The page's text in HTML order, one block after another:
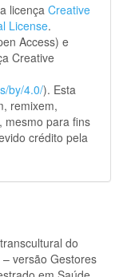
licença Creative
License.
Access) e
Creative
by/4.0/). Esta
remixem,
mesmo para fins
crédito pela
do
versão Gestores